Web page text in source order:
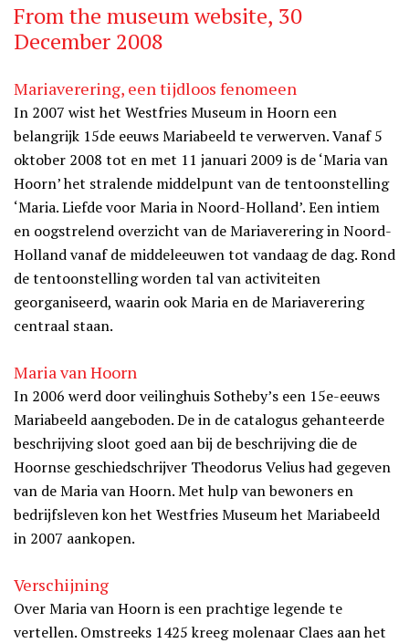
From the museum website, 30
December 2008
Mariaverering, een tijdloos fenomeen
In 2007 wist het Westfries Museum in Hoorn een
belangrijk 15de eeuws Mariabeeld te verwerven. Vanaf 5
oktober 2008 tot en met 11 januari 2009 is de ‘Maria van
Hoorn’ het stralende middelpunt van de tentoonstelling
‘Maria. Liefde voor Maria in Noord-Holland’. Een intiem
en oogstrelend overzicht van de Mariaverering in Noord-
Holland vanaf de middeleeuwen tot vandaag de dag. Rond
de tentoonstelling worden tal van activiteiten
georganiseerd, waarin ook Maria en de Mariaverering
centraal staan.
Maria van Hoorn
In 2006 werd door veilinghuis Sotheby’s een 15e-eeuws
Mariabeeld aangeboden. De in de catalogus gehanteerde
beschrijving sloot goed aan bij de beschrijving die de
Hoornse geschiedschrijver Theodorus Velius had gegeven
van de Maria van Hoorn. Met hulp van bewoners en
bedrijfsleven kon het Westfries Museum het Mariabeeld
in 2007 aankopen.
Verschijning
Over Maria van Hoorn is een prachtige legende te
vertellen. Omstreeks 1425 kreeg molenaar Claes aan het